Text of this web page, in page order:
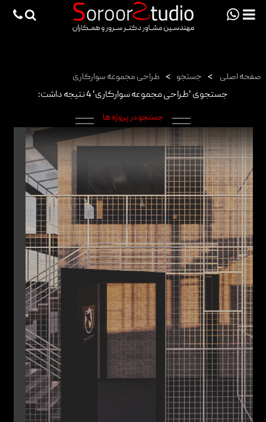
viewportchecker
×
خدمات
ثبت سفارش طراحی آنلاین
طراحی
اجرا
درباره ما
تماس با ما
صفحه اصلی > جستجو > طراحی مجموعه سوارکاری
جستجوی 'طراحی مجموعه سوارکاری' 4 نتیجه داشت:
جستجو در پروژه ها